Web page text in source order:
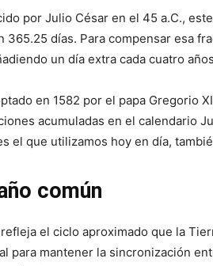
por Julio César en el 45 a.C.,
365.25 días. Para compensar esa
un día extra cada cuatro
en 1582 por el papa Gregorio
acumuladas en el calendario
el que utilizamos hoy en día,
común
el ciclo aproximado que la
para mantener la sincronización